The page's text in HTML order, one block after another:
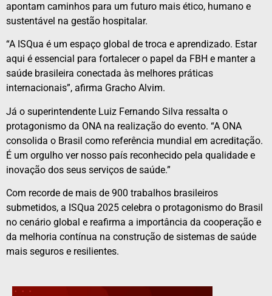
apontam caminhos para um futuro mais ético, humano e
sustentável na gestão hospitalar.
“A ISQua é um espaço global de troca e aprendizado. Estar
aqui é essencial para fortalecer o papel da FBH e manter a
saúde brasileira conectada às melhores práticas
internacionais”, afirma Gracho Alvim.
Já o superintendente Luiz Fernando Silva ressalta o
protagonismo da ONA na realização do evento. “A ONA
consolida o Brasil como referência mundial em acreditação.
É um orgulho ver nosso país reconhecido pela qualidade e
inovação dos seus serviços de saúde.”
Com recorde de mais de 900 trabalhos brasileiros
submetidos, a ISQua 2025 celebra o protagonismo do Brasil
no cenário global e reafirma a importância da cooperação e
da melhoria contínua na construção de sistemas de saúde
mais seguros e resilientes.